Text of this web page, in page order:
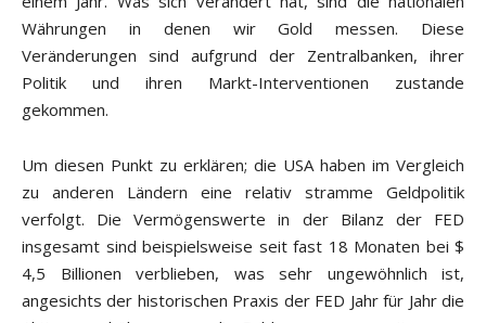
Währungen in denen wir Gold messen. Diese
Veränderungen sind aufgrund der Zentralbanken, ihrer
Politik und ihren Markt-Interventionen zustande
gekommen.
Um diesen Punkt zu erklären; die USA haben im Vergleich
zu anderen Ländern eine relativ stramme Geldpolitik
verfolgt. Die Vermögenswerte in der Bilanz der FED
insgesamt sind beispielsweise seit fast 18 Monaten bei $
4,5 Billionen verblieben, was sehr ungewöhnlich ist,
angesichts der historischen Praxis der FED Jahr für Jahr die